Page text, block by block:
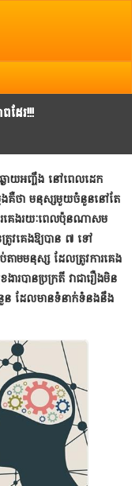
ដែរ!!!
ាយអញ្ចឹង នៅពេលដេក
ងគឺថា មនុស្សមួយចំនួននៅតែ
រគេងរយៈពេលប៉ុនណាសម
រូវគេងឱ្យបាន ៧ ទៅ
ាមមនុស្ស ដែលត្រូវការគេង
របានប្រក្រតី វាជារឿងមិន
ន ដែលមានទំនាក់ទំនងនឹង
តាមរយៈ Email: